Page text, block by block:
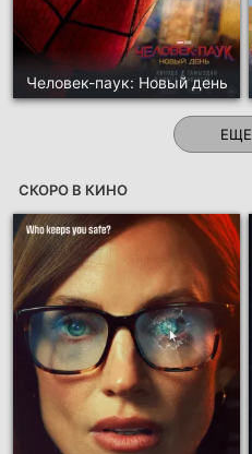
Человек-паук: Новый день
ЕЩЕ
СКОРО В КИНО